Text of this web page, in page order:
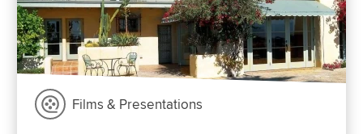
Films & Presentations